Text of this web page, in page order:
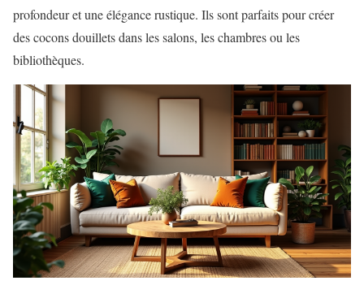
profondeur et une élégance rustique. Ils sont parfaits pour créer
des cocons douillets dans les salons, les chambres ou les
bibliothèques.